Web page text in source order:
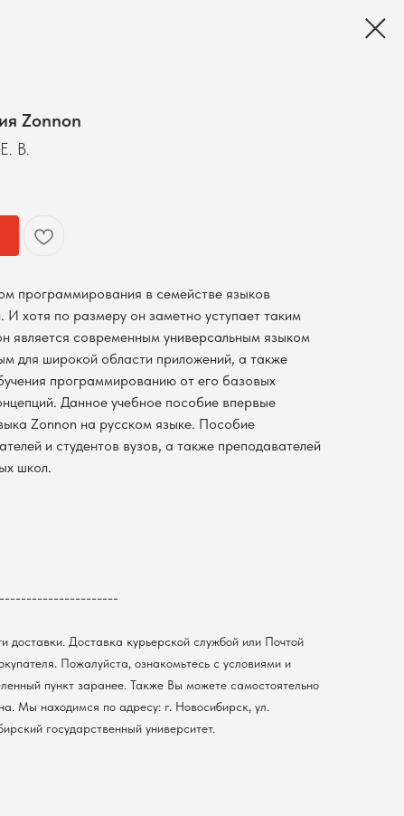
Zonnon
В.
программирования в семействе языков
хотя по размеру он заметно уступает таким
является современным универсальным языком
для широкой области приложений, а также
программированию от его базовых
Данное учебное пособие впервые
Zonnon на русском языке. Пособие
и студентов вузов, а также преподавателей
школ.
доставки. Доставка курьерской службой или Почтой
Пожалуйста, ознакомьтесь с условиями и
пункт заранее. Также Вы можете самостоятельно
Мы находимся по адресу: г. Новосибирск, ул.
государственный университет.